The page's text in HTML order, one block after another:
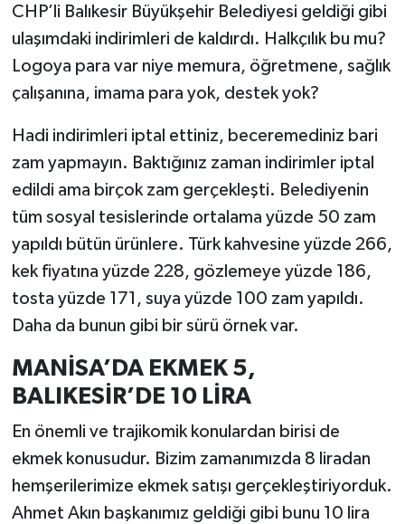
CHP’li Balıkesir Büyükşehir Belediyesi geldiği gibi
ulaşımdaki indirimleri de kaldırdı. Halkçılık bu mu?
Logoya para var niye memura, öğretmene, sağlık
çalışanına, imama para yok, destek yok?
Hadi indirimleri iptal ettiniz, beceremediniz bari
zam yapmayın. Baktığınız zaman indirimler iptal
edildi ama birçok zam gerçekleşti. Belediyenin
tüm sosyal tesislerinde ortalama yüzde 50 zam
yapıldı bütün ürünlere. Türk kahvesine yüzde 266,
kek fiyatına yüzde 228, gözlemeye yüzde 186,
tosta yüzde 171, suya yüzde 100 zam yapıldı.
Daha da bunun gibi bir sürü örnek var.
MANİSA’DA EKMEK 5,
BALIKESİR’DE 10 LİRA
En önemli ve trajikomik konulardan birisi de
ekmek konusudur. Bizim zamanımızda 8 liradan
hemşerilerimize ekmek satışı gerçekleştiriyorduk.
Ahmet Akın başkanımız geldiği gibi bunu 10 lira